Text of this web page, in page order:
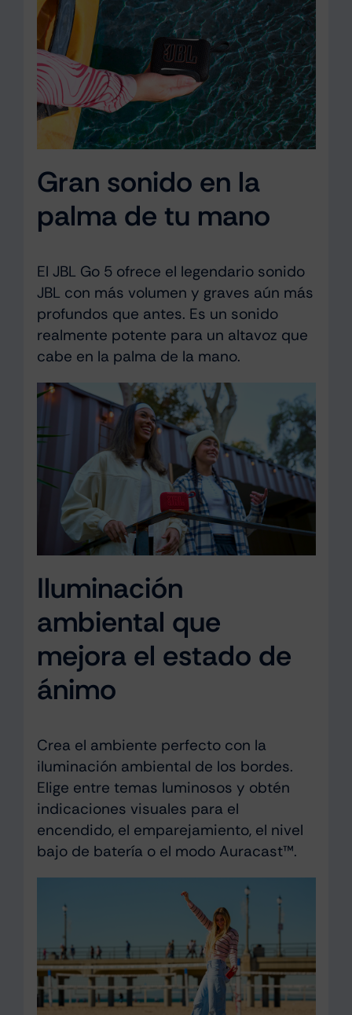
Gran sonido en la
palma de tu mano
El JBL Go 5 ofrece el legendario sonido
JBL con más volumen y graves aún más
profundos que antes. Es un sonido
realmente potente para un altavoz que
cabe en la palma de la mano.
Iluminación
ambiental que
mejora el estado de
ánimo
Crea el ambiente perfecto con la
iluminación ambiental de los bordes.
Elige entre temas luminosos y obtén
indicaciones visuales para el
encendido, el emparejamiento, el nivel
bajo de batería o el modo Auracast™.